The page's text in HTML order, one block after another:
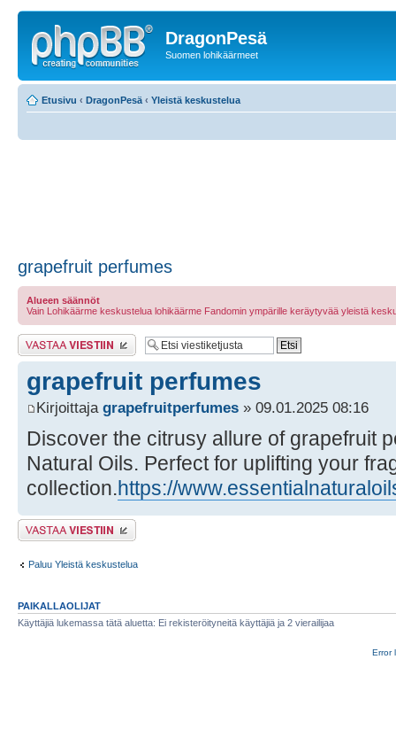
DragonPesä
Suomen lohikäärmeet
Etusivu ‹ DragonPesä ‹ Yleistä keskustelua
grapefruit perfumes
Alueen säännöt
Vain Lohikäärme keskustelua lohikäärme Fandomin ympärille keräytyvää yleistä
Lähetä vastaus
grapefruit perfumes
Kirjoittaja grapefruitperfumes » 09.01.2025 08:16
Discover the citrusy allure of grapefruit
Natural Oils. Perfect for uplifting your
collection.https://
Lähetä vastaus
Paluu Yleistä keskustelua
PAIKALLAOLIJAT
Käyttäjiä lukemassa tätä aluetta: Ei rekisteröityneitä käyttäjiä ja 2 vierailijaa
Error